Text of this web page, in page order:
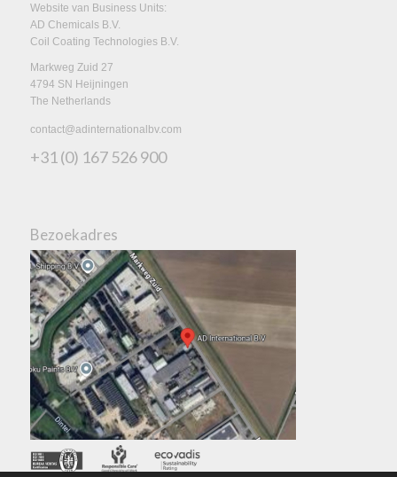
Website van Business Units:
AD Chemicals B.V.
Coil Coating Technologies B.V.
Markweg Zuid 27
4794 SN Heijningen
The Netherlands
contact@adinternationalbv.com
+31 (0) 167 526 900
Bezoekadres